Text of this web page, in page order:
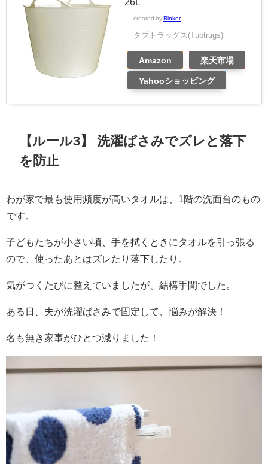
created by Rinker
タブトラッグス(Tubtrugs)
Amazon 楽天市場
Yahooショッピング
【ルール3】 洗濯ばさみでズレと落下
を防止
わが家で最も使用頻度が高いタオルは、1階の洗面台のもの
です。
子どもたちが小さい頃、手を拭くときにタオルを引っ張る
ので、使ったあとはズレたり落下したり。
気がつくたびに整えていましたが、結構手間でした。
ある日、夫が洗濯ばさみで固定して、悩みが解決！
名も無き家事がひとつ減りました！